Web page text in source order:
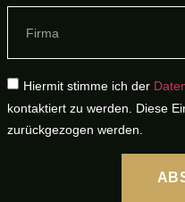
Hiermit stimme ich der
kontaktiert zu werden. Diese
zurückgezogen werden.